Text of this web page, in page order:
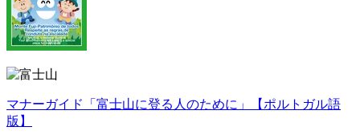
マナーガイド「富士山に登る人のために」【ポルトガル語
版】